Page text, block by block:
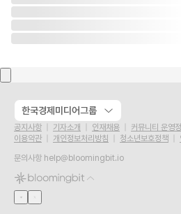
한국경제미디어그룹
공지사항 기자소개 인재채용
커뮤니티 운영
이용약관
개인정보처리방침 청소년보호정책
문의사항 help@bloomingbit.io